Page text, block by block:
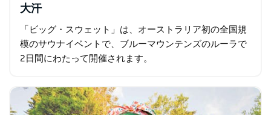
大汗
「ビッグ・スウェット」は、オーストラリア初の全国規
模のサウナイベントで、ブルーマウンテンズのルーラで
2日間にわたって開催されます。